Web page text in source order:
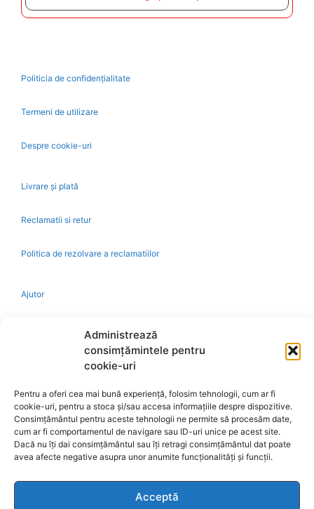
Administrează
consimțămintele pentru
cookie-uri
Pentru a oferi cea mai bună experiență, folosim tehnologii, cum ar fi
cookie-uri, pentru a stoca și/sau accesa informațiile despre dispozitive.
Consimțământul pentru aceste tehnologii ne permite să procesăm date,
cum ar fi comportamentul de navigare sau ID-uri unice pe acest site.
Dacă nu îți dai consimțământul sau îți retragi consimțământul dat poate
avea afecte negative asupra unor anumite funcționalități și funcții.
Acceptă
5
Politicia de confidențialitate
Termeni de utilizare
Despre cookie-uri
Livrare și plată
Reclamatii si retur
Politica de rezolvare a reclamatiilor
Ajutor
Retragere din contract
A.N.P.C.